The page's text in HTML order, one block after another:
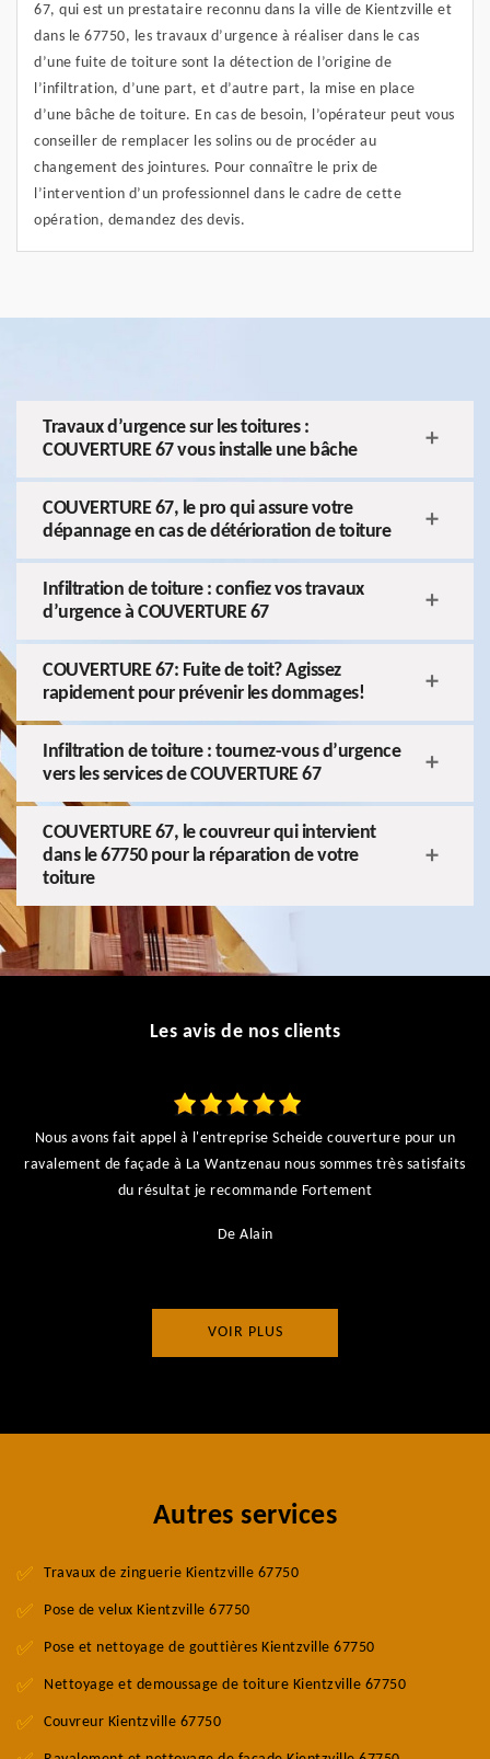
67, qui est un prestataire reconnu dans la ville de Kientzville et
dans le 67750, les travaux d’urgence à réaliser dans le cas
d’une fuite de toiture sont la détection de l’origine de
l’infiltration, d’une part, et d’autre part, la mise en place
d’une bâche de toiture. En cas de besoin, l’opérateur peut vous
conseiller de remplacer les solins ou de procéder au
changement des jointures. Pour connaître le prix de
l’intervention d’un professionnel dans le cadre de cette
opération, demandez des devis.
Travaux d’urgence sur les toitures :
COUVERTURE 67 vous installe une bâche
COUVERTURE 67, le pro qui assure votre
dépannage en cas de détérioration de toiture
Infiltration de toiture : confiez vos travaux
d’urgence à COUVERTURE 67
COUVERTURE 67: Fuite de toit? Agissez
rapidement pour prévenir les dommages!
Infiltration de toiture : tournez-vous d’urgence
vers les services de COUVERTURE 67
COUVERTURE 67, le couvreur qui intervient
dans le 67750 pour la réparation de votre
toiture
Les avis de nos clients
Nous avons fait appel à l'entreprise Scheide couverture pour un
ravalement de façade à La Wantzenau nous sommes très satisfaits
du résultat je recommande Fortement
De Alain
VOIR PLUS
Autres services
Travaux de zinguerie Kientzville 67750
Pose de velux Kientzville 67750
Pose et nettoyage de gouttières Kientzville 67750
Nettoyage et demoussage de toiture Kientzville 67750
Couvreur Kientzville 67750